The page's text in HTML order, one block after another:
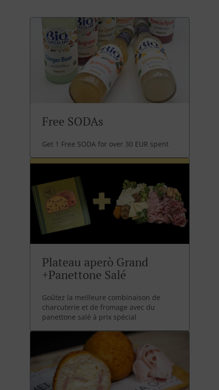
Free SODAs
Get 1 Free SODA for over 30 EUR spent
Plateau aperò Grand
+Panettone Salé
Goûtez la meilleure combinaison de
charcuterie et de fromage avec du
panettone salé à prix spécial